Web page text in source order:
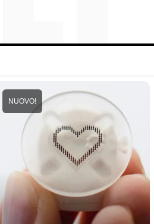
NUOVO!